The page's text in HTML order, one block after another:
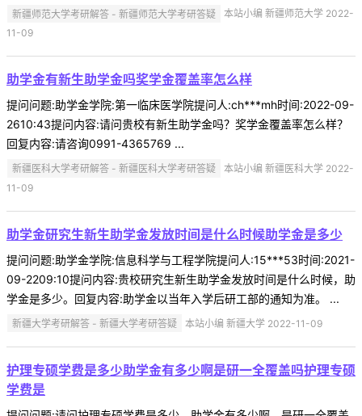
新疆师范大学考研解答 - 新疆师范大学考研答疑
本站小编 新疆师范大学 2022-
11-09
助学金有新生助学金吗奖学金覆盖率怎么样
提问问题:助学金学院:第一临床医学院提问人:ch***mh时间:2022-09-
2610:43提问内容:请问贵校有新生助学金吗？奖学金覆盖率怎么样？
回复内容:请咨询0991-4365769 ...
新疆医科大学考研解答 - 新疆医科大学考研答疑
本站小编 新疆医科大学 2022-
11-09
助学金研究生新生助学金发放时间是什么时候助学金是多少
提问问题:助学金学院:信息科学与工程学院提问人:15***53时间:2021-
09-2209:10提问内容:贵校研究生新生助学金发放时间是什么时候，助
学金是多少。回复内容:助学金以当年入学后研工部的通知为准。 ...
新疆大学考研解答 - 新疆大学考研答疑 本站小编 新疆大学 2022-11-09
护理专硕学费是多少助学金有多少啊是研一全覆盖吗护理专硕
学费是